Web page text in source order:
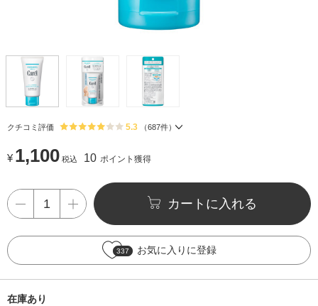
クチコミ評価 5.3 （687件）
¥ 1,100 税込 10 ポイント獲得
カートに入れる
337 お気に入りに登録
在庫あり